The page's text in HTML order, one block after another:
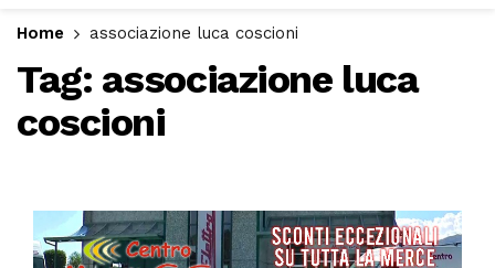
Home associazione luca coscioni
Tag: associazione luca
coscioni